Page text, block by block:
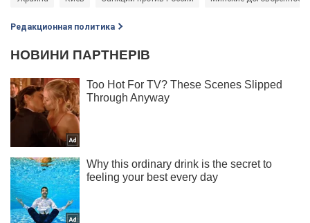
Редакционная политика